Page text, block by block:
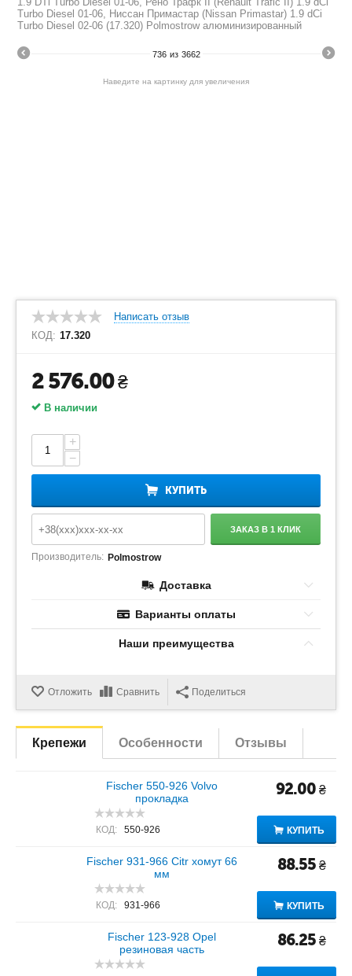
Turbo Diesel 01-06, Ниссан Примастар (Nissan Primastar) 1.9 dCi
Turbo Diesel 02-06 (17.320) Polmostrow алюминизированный
736 из 3662
Наведите на картинку для увеличения
Написать отзыв
КОД: 17.320
2 576.00₴
В наличии
+
−
КУПИТЬ
ЗАКАЗ В 1 КЛИК
Производитель: Polmostrow
Доставка
Варианты оплаты
Наши преимущества
Отложить Сравнить Поделиться
Крепежи Особенности Отзывы
Fischer 550-926 Volvo
прокладка
КОД: 550-926
92.00 ₴
КУПИТЬ
Fischer 931-966 Citr хомут 66
мм
КОД: 931-966
88.55 ₴
КУПИТЬ
Fischer 123-928 Opel
резиновая часть
86.25 ₴